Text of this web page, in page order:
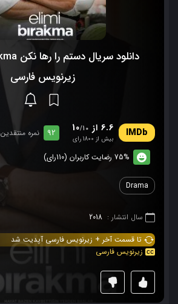
زیرنویس فارسی
6.6 از 10
/10
بیش از 1800 رای
92 نمره منتقدین
75% رضایت کاربران (110رای)
Drama
سال انتشار : 2018
تا قسمت آخر + زیرنویس فارسی آپدیت شد
زیرنویس فارسی